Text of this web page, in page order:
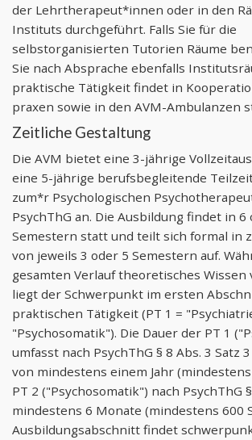
der Lehrtherapeut*innen oder in den
Instituts durchgeführt. Falls Sie für die
selbstorganisierten Tutorien Räume
Sie nach Absprache ebenfalls
praktische Tätigkeit findet in
praxen sowie in den AVM-Ambulanzen
Zeitliche Gestaltung
Die AVM bietet eine 3-jährige
eine 5-jährige berufsbegleitende
zum*r Psychologischen
PsychThG an. Die Ausbildung findet in 6
Semestern statt und teilt sich formal in
von jeweils 3 oder 5 Semestern auf.
gesamten Verlauf theoretisches
liegt der Schwerpunkt im ersten
praktischen Tätigkeit (PT 1 =
"Psychosomatik"). Die Dauer der PT 1
umfasst nach PsychThG § 8 Abs. 3 Satz
von mindestens einem Jahr (mindestens
PT 2 ("Psychosomatik") nach PsychThG
mindestens 6 Monate (mindestens 600
Ausbildungsabschnitt findet